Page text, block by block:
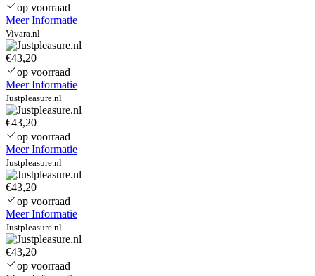
op voorraad
Meer Informatie
Vivara.nl
€43,20
op voorraad
Meer Informatie
Justpleasure.nl
€43,20
op voorraad
Meer Informatie
Justpleasure.nl
€43,20
op voorraad
Meer Informatie
Justpleasure.nl
€43,20
op voorraad